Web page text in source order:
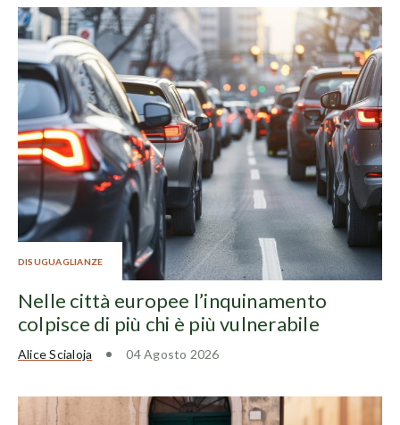
DISUGUAGLIANZE
Nelle città europee l’inquinamento
colpisce di più chi è più vulnerabile
Alice Scialoja 04 Agosto 2026